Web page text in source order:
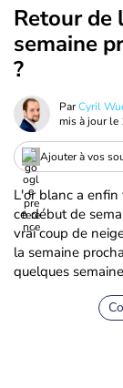
Retour de
semaine
?
ParCyril
mis à jour le
Ajouter à vos
L'or blanc a
ce début de
vrai coup de
la semaine
quelques